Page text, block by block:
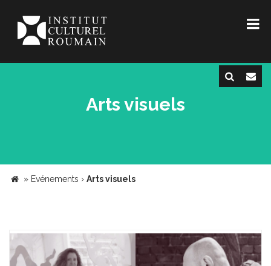
Arts visuels
» Evénements › Arts visuels